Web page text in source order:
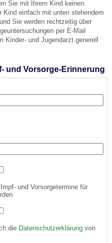
Sie mit Ihrem Kind keinen
Kind einfach mit unten stehendem
Sie werden rechtzeitig über
per E-Mail
und Jugendarzt generell
und Vorsorge-Erinnerung
und Vorsorgetermine für
die Datenschutzerklärungvon